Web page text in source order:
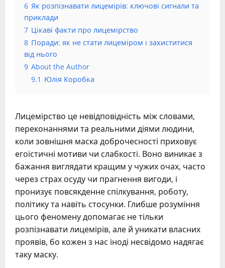
6 Як розпізнавати лицемірів: ключові сигнали та
приклади
7 Цікаві факти про лицемірство
8 Поради: як не стати лицеміром і захиститися
від нього
9 About the Author
9.1 Юлія Коробка
Лицемірство це невідповідність між словами,
переконаннями та реальними діями людини,
коли зовнішня маска доброчесності приховує
егоїстичні мотиви чи слабкості. Воно виникає з
бажання виглядати кращим у чужих очах, часто
через страх осуду чи прагнення вигоди, і
пронизує повсякденне спілкування, роботу,
політику та навіть стосунки. Глибше розуміння
цього феномену допомагає не тільки
розпізнавати лицемірів, але й уникати власних
проявів, бо кожен з нас іноді несвідомо надягає
таку маску.